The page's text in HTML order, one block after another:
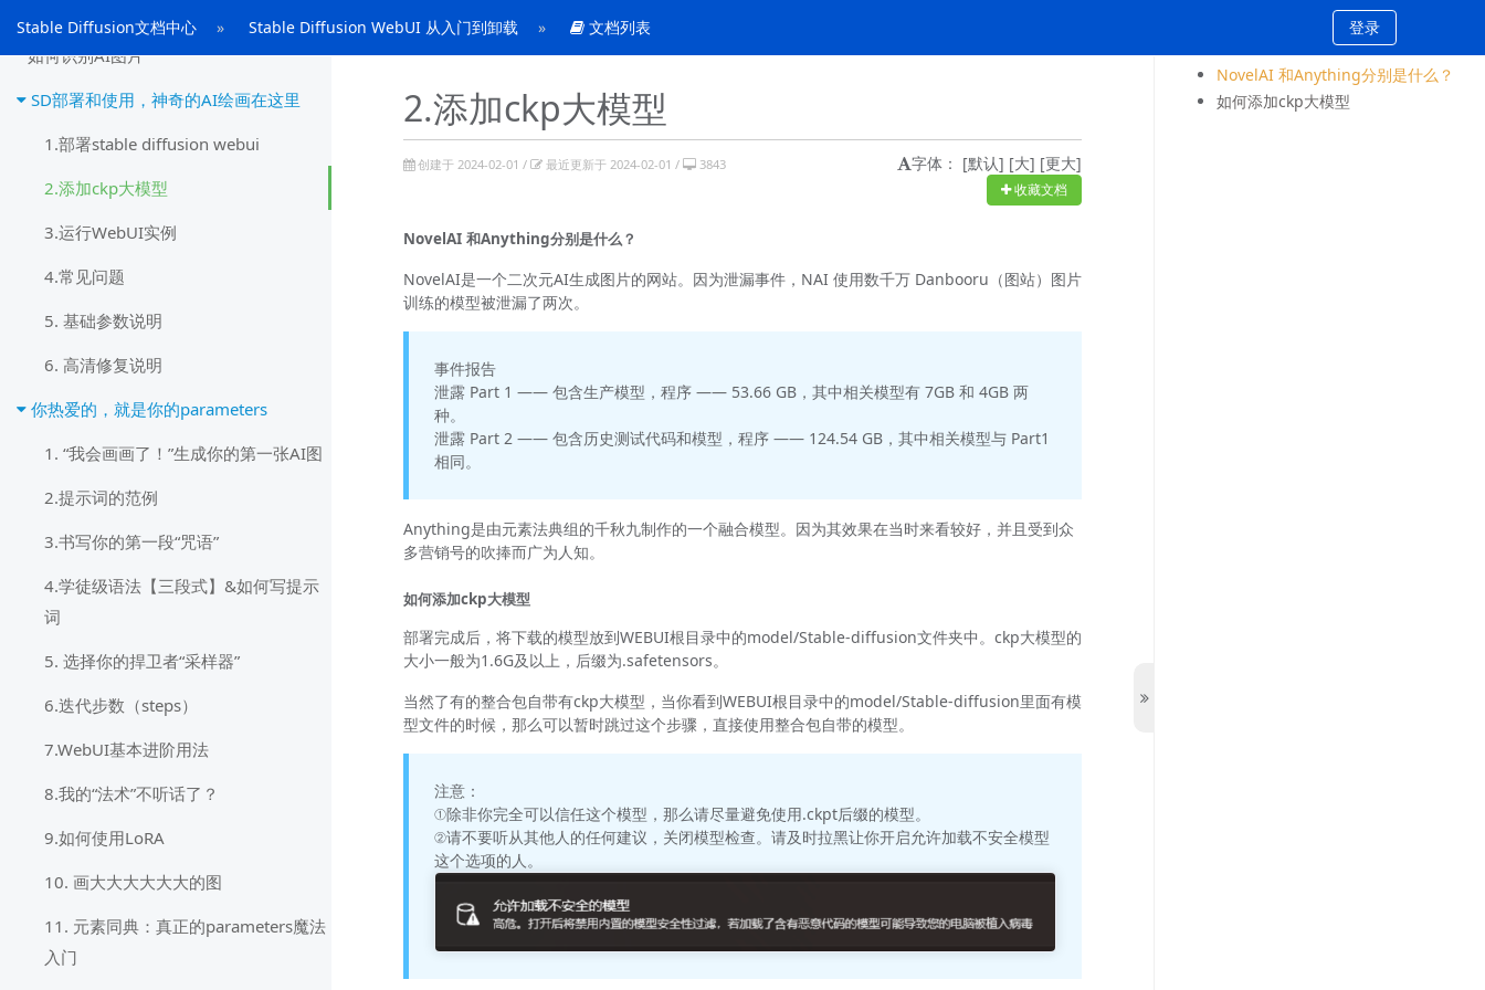
Stable Diffusion文档中心 Stable Diffusion WebUI 从入门到卸载 文档列表 登录
如何识别AI图片
SD部署和使用，神奇的AI绘画在这里
1.部署stable diffusion webui
2.添加ckp大模型
3.运行WebUI实例
4.常见问题
5. 基础参数说明
6. 高清修复说明
你热爱的，就是你的parameters
1. “我会画画了！”生成你的第一张AI图
2.提示词的范例
3.书写你的第一段“咒语”
4.学徒级语法【三段式】&如何写提示
词
5. 选择你的捍卫者“采样器”
6.迭代步数（steps）
7.WebUI基本进阶用法
8.我的“法术”不听话了？
9.如何使用LoRA
10. 画大大大大大大的图
11. 元素同典：真正的parameters魔法
入门
2.添加ckp大模型
创建于 2024-02-01 / 最近更新于 2024-02-01 / 3843 字体： [默认] [大] [更大]
收藏文档
NovelAI 和Anything分别是什么？
NovelAI是一个二次元AI生成图片的网站。因为泄漏事件，NAI 使用数千万 Danbooru（图站）图片
训练的模型被泄漏了两次。
事件报告
泄露 Part 1 —— 包含生产模型，程序 —— 53.66 GB，其中相关模型有 7GB 和 4GB 两
种。
泄露 Part 2 —— 包含历史测试代码和模型，程序 —— 124.54 GB，其中相关模型与 Part1
相同。
Anything是由元素法典组的千秋九制作的一个融合模型。因为其效果在当时来看较好，并且受到众
多营销号的吹捧而广为人知。
如何添加ckp大模型
部署完成后，将下载的模型放到WEBUI根目录中的model/Stable-diffusion文件夹中。ckp大模型的
大小一般为1.6G及以上，后缀为.safetensors。
当然了有的整合包自带有ckp大模型，当你看到WEBUI根目录中的model/Stable-diffusion里面有模
型文件的时候，那么可以暂时跳过这个步骤，直接使用整合包自带的模型。
注意：
①除非你完全可以信任这个模型，那么请尽量避免使用.ckpt后缀的模型。
②请不要听从其他人的任何建议，关闭模型检查。请及时拉黑让你开启允许加载不安全模型
这个选项的人。
NovelAI 和Anything分别是什么？
如何添加ckp大模型